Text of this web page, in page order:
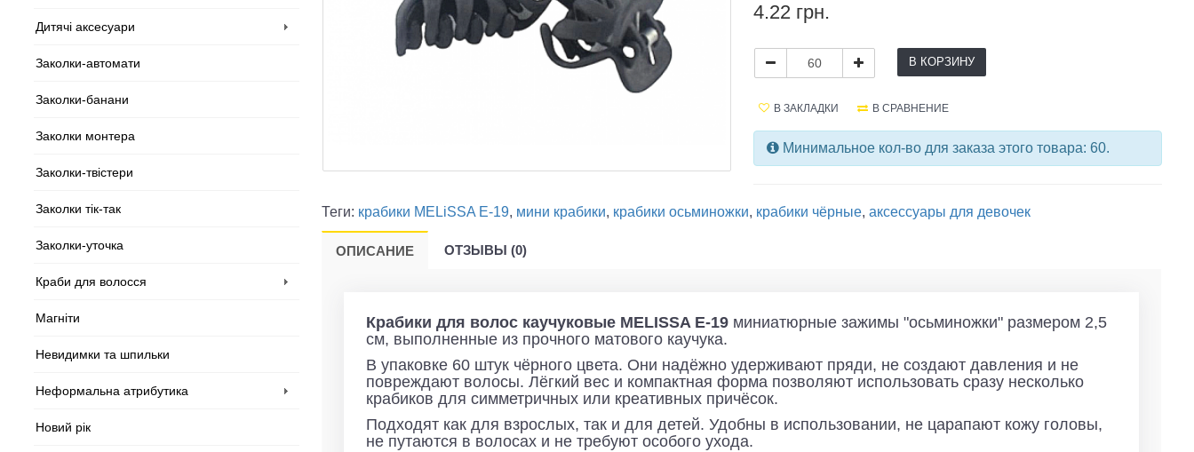
Дитячі аксесуари
Заколки-автомати
Заколки-банани
Заколки монтера
Заколки-твістери
Заколки тік-так
Заколки-уточка
Краби для волосся
Магніти
Невидимки та шпильки
Неформальна атрибутика
Новий рік
4.22 грн.
В КОРЗИНУ
В ЗАКЛАДКИ В СРАВНЕНИЕ
Минимальное кол-во для заказа этого товара: 60.
Теги: крабики MELiSSA E-19, мини крабики, крабики осьминожки, крабики чёрные, аксессуары для девочек
ОПИСАНИЕ ОТЗЫВЫ (0)
Крабики для волос каучуковые MELISSA E-19миниатюрные зажимы "осьминожки" размером 2,5
см, выполненные из прочного матового каучука.
В упаковке 60 штук чёрного цвета. Они надёжно удерживают пряди, не создают давления и не
повреждают волосы. Лёгкий вес и компактная форма позволяют использовать сразу несколько
крабиков для симметричных или креативных причёсок.
Подходят как для взрослых, так и для детей. Удобны в использовании, не царапают кожу головы,
не путаются в волосах и не требуют особого ухода.